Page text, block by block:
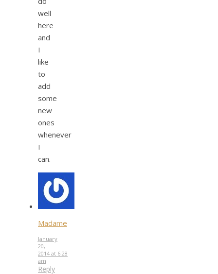
well
here
and
I
like
to
add
some
new
ones
whenever
I
can.
Madame
January
20,
2014 at 6:28
am
Reply